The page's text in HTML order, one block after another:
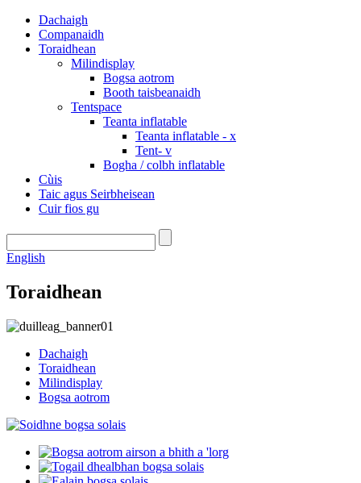
Dachaigh
Companaidh
Toraidhean
Milindisplay
Bogsa aotrom
Booth taisbeanaidh
Tentspace
Teanta inflatable
Teanta inflatable - x
Tent- v
Bogha / colbh inflatable
Cùis
Taic agus Seirbheisean
Cuir fios gu
English
Toraidhean
Dachaigh
Toraidhean
Milindisplay
Bogsa aotrom